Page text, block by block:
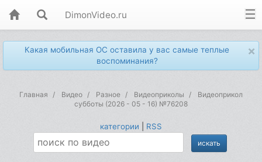
DimonVideo.ru
×
Какая мобильная ОС оставила у вас самые теплые
воспоминания?
Главная Видео Разное Видеоприколы
Видеоприкол
субботы (2026 - 05 - 16) №76208
категории RSS